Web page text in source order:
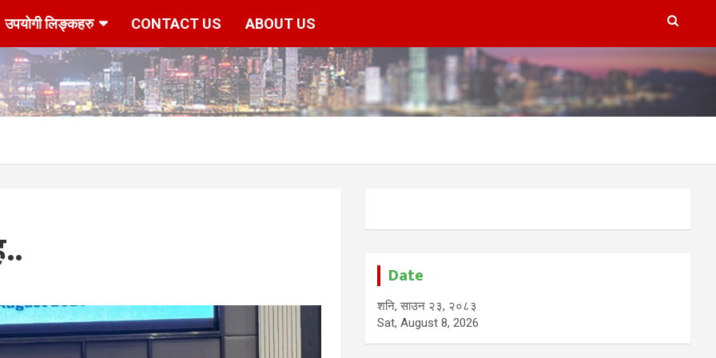
उपयोगी लिङ्कहरु CONTACT US ABOUT US
Date
शनि, साउन २३, २०८३
Sat, August 8, 2026